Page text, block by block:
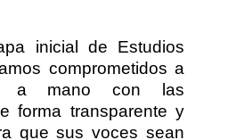
inicial de Estudios
comprometidos a
a mano con las
forma transparente y
que sus voces sean